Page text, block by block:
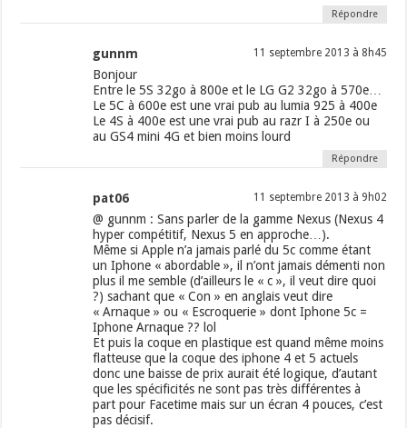
Répondre
gunnm 11 septembre 2013 à 8h45
Bonjour
Entre le 5S 32go à 800e et le LG G2 32go à 570e…
Le 5C à 600e est une vrai pub au lumia 925 à 400e
Le 4S à 400e est une vrai pub au razr I à 250e ou
au GS4 mini 4G et bien moins lourd
Répondre
pat06 11 septembre 2013 à 9h02
@ gunnm : Sans parler de la gamme Nexus (Nexus 4
hyper compétitif, Nexus 5 en approche…).
Même si Apple n’a jamais parlé du 5c comme étant
un Iphone « abordable », il n’ont jamais démenti non
plus il me semble (d’ailleurs le « c », il veut dire quoi
?) sachant que « Con » en anglais veut dire
« Arnaque » ou « Escroquerie » dont Iphone 5c =
Iphone Arnaque ?? lol
Et puis la coque en plastique est quand même moins
flatteuse que la coque des iphone 4 et 5 actuels
donc une baisse de prix aurait été logique, d’autant
que les spécificités ne sont pas très différentes à
part pour Facetime mais sur un écran 4 pouces, c’est
pas décisif.